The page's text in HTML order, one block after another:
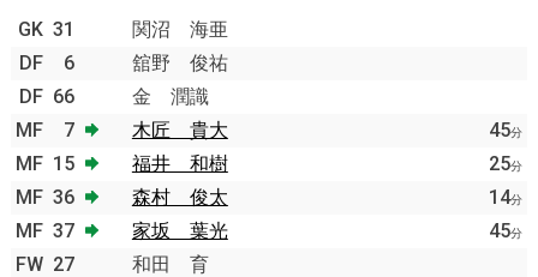
GK 31
関沼 海亜
DF
6
舘野 俊祐
DF 66
金 潤識
MF
7 木匠 貴大 45分
MF 15 福井 和樹 25分
MF 36 森村 俊太 14分
MF 37 家坂 葉光 45分
FW 27
和田 育